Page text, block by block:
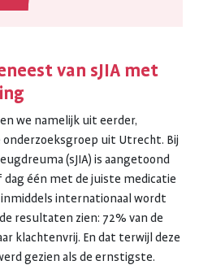
van sJIA met
we namelijk uit eerder,
onderzoeksgroep uit Utrecht. Bij
(sJIA) is aangetoond
één met de juiste medicatie
inmiddels internationaal wordt
resultaten zien: 72% van de
klachtenvrij. En dat terwijl deze
gezien als de ernstigste.